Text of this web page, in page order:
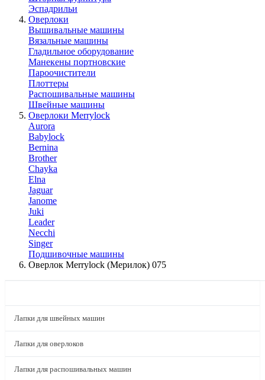
Эспадрильи
Оверлоки
Вышивальные машины
Вязальные машины
Гладильное оборудование
Манекены портновские
Пароочистители
Плоттеры
Распошивальные машины
Швейные машины
Оверлоки Merrylock
Aurora
Babylock
Bernina
Brother
Chayka
Elna
Jaguar
Janome
Juki
Leader
Necchi
Singer
Подшивочные машины
Оверлок Merrylock (Мерилок) 075
Лапки для швейных машин
Лапки для оверлоков
Лапки для распошивальных машин